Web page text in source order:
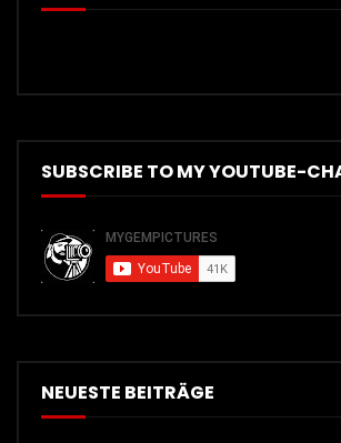
SUBSCRIBE TO MY YOUTUBE-
NEUESTE BEITRÄGE